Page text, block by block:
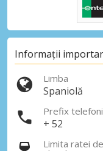
Informații
Limba
Spaniolă
Prefix
+ 52
Limita ratei de